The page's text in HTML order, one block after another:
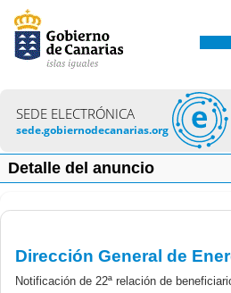
SEDE ELECTRÓNICA
sede.gobiernodecanarias.org
Detalle del anuncio